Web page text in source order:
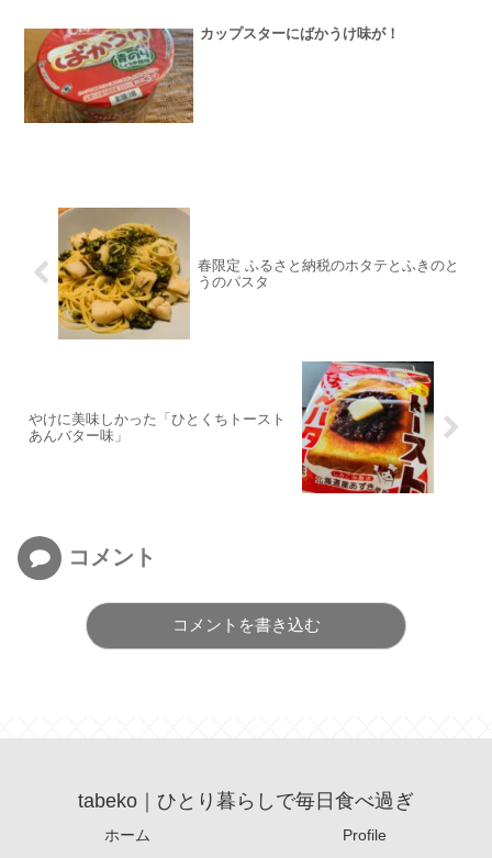
カップスターにばかうけ味が！
春限定 ふるさと納税のホタテとふきのと
うのパスタ
やけに美味しかった「ひとくちトースト
あんバター味」
コメント
コメントを書き込む
tabeko｜ひとり暮らしで毎日食べ過ぎ
ホーム
Profile